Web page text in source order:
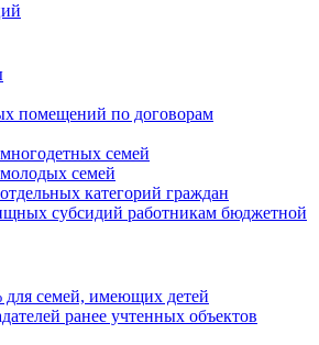
помещений по договорам
семей
семей
категорий граждан
субсидий работникам бюджетной
для семей, имеющих детей
ранее учтенных объектов